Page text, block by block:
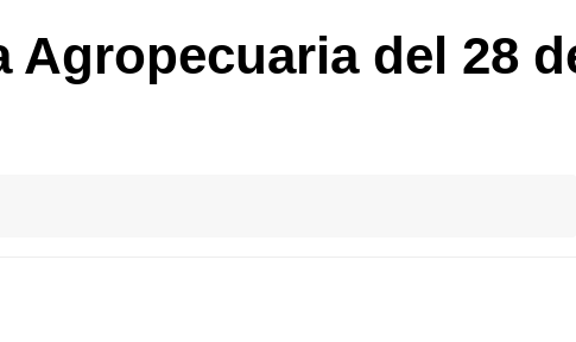
Agropecuaria del 28